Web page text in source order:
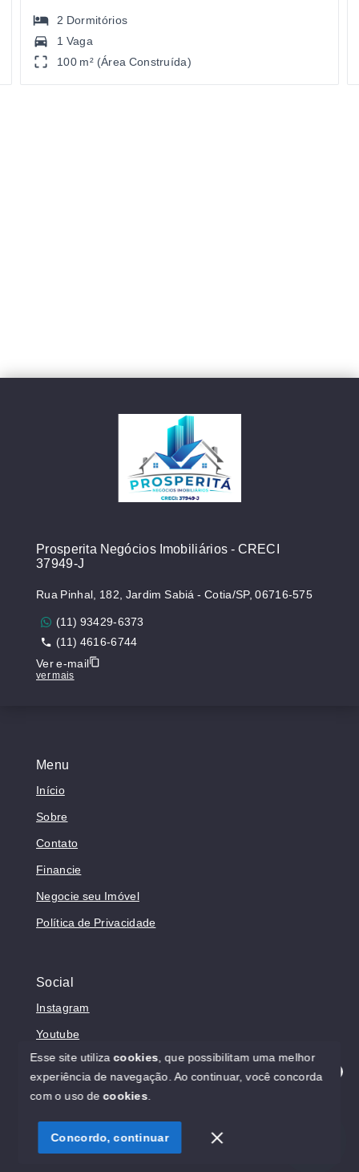
2 Dormitórios
1 Vaga
100 m² (Área Construída)
Olá! Estamos disponíveis para te ajudar.
Menu
Início
Sobre
Contato
Financie
Negocie seu Imóvel
Política de Privacidade
Social
Instagram
Youtube
© Copyright 2026 - Prosperita Negócios Imobiliários -
SITE PARA IMOBILIARIA
Prosperita Negócios Imobiliários - CRECI
37949-J
Rua Pinhal, 182, Jardim Sabiá - Cotia/SP, 06716-575
(11) 93429-6373
(11) 4616-6744
Ver e-mail
ver mais
Esse site utilizacookies , que possibilitam uma melhor
experiência de navegação. Ao continuar, você concorda
com o uso decookies
Concordo, continuar